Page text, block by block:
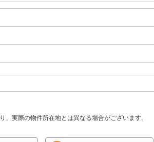
実際の物件所在地とは異なる場合がございます。